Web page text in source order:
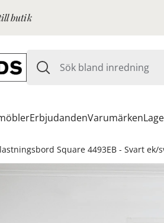
butik
ErbjudandenVarumärken
Square 4493EB - Svart ek/